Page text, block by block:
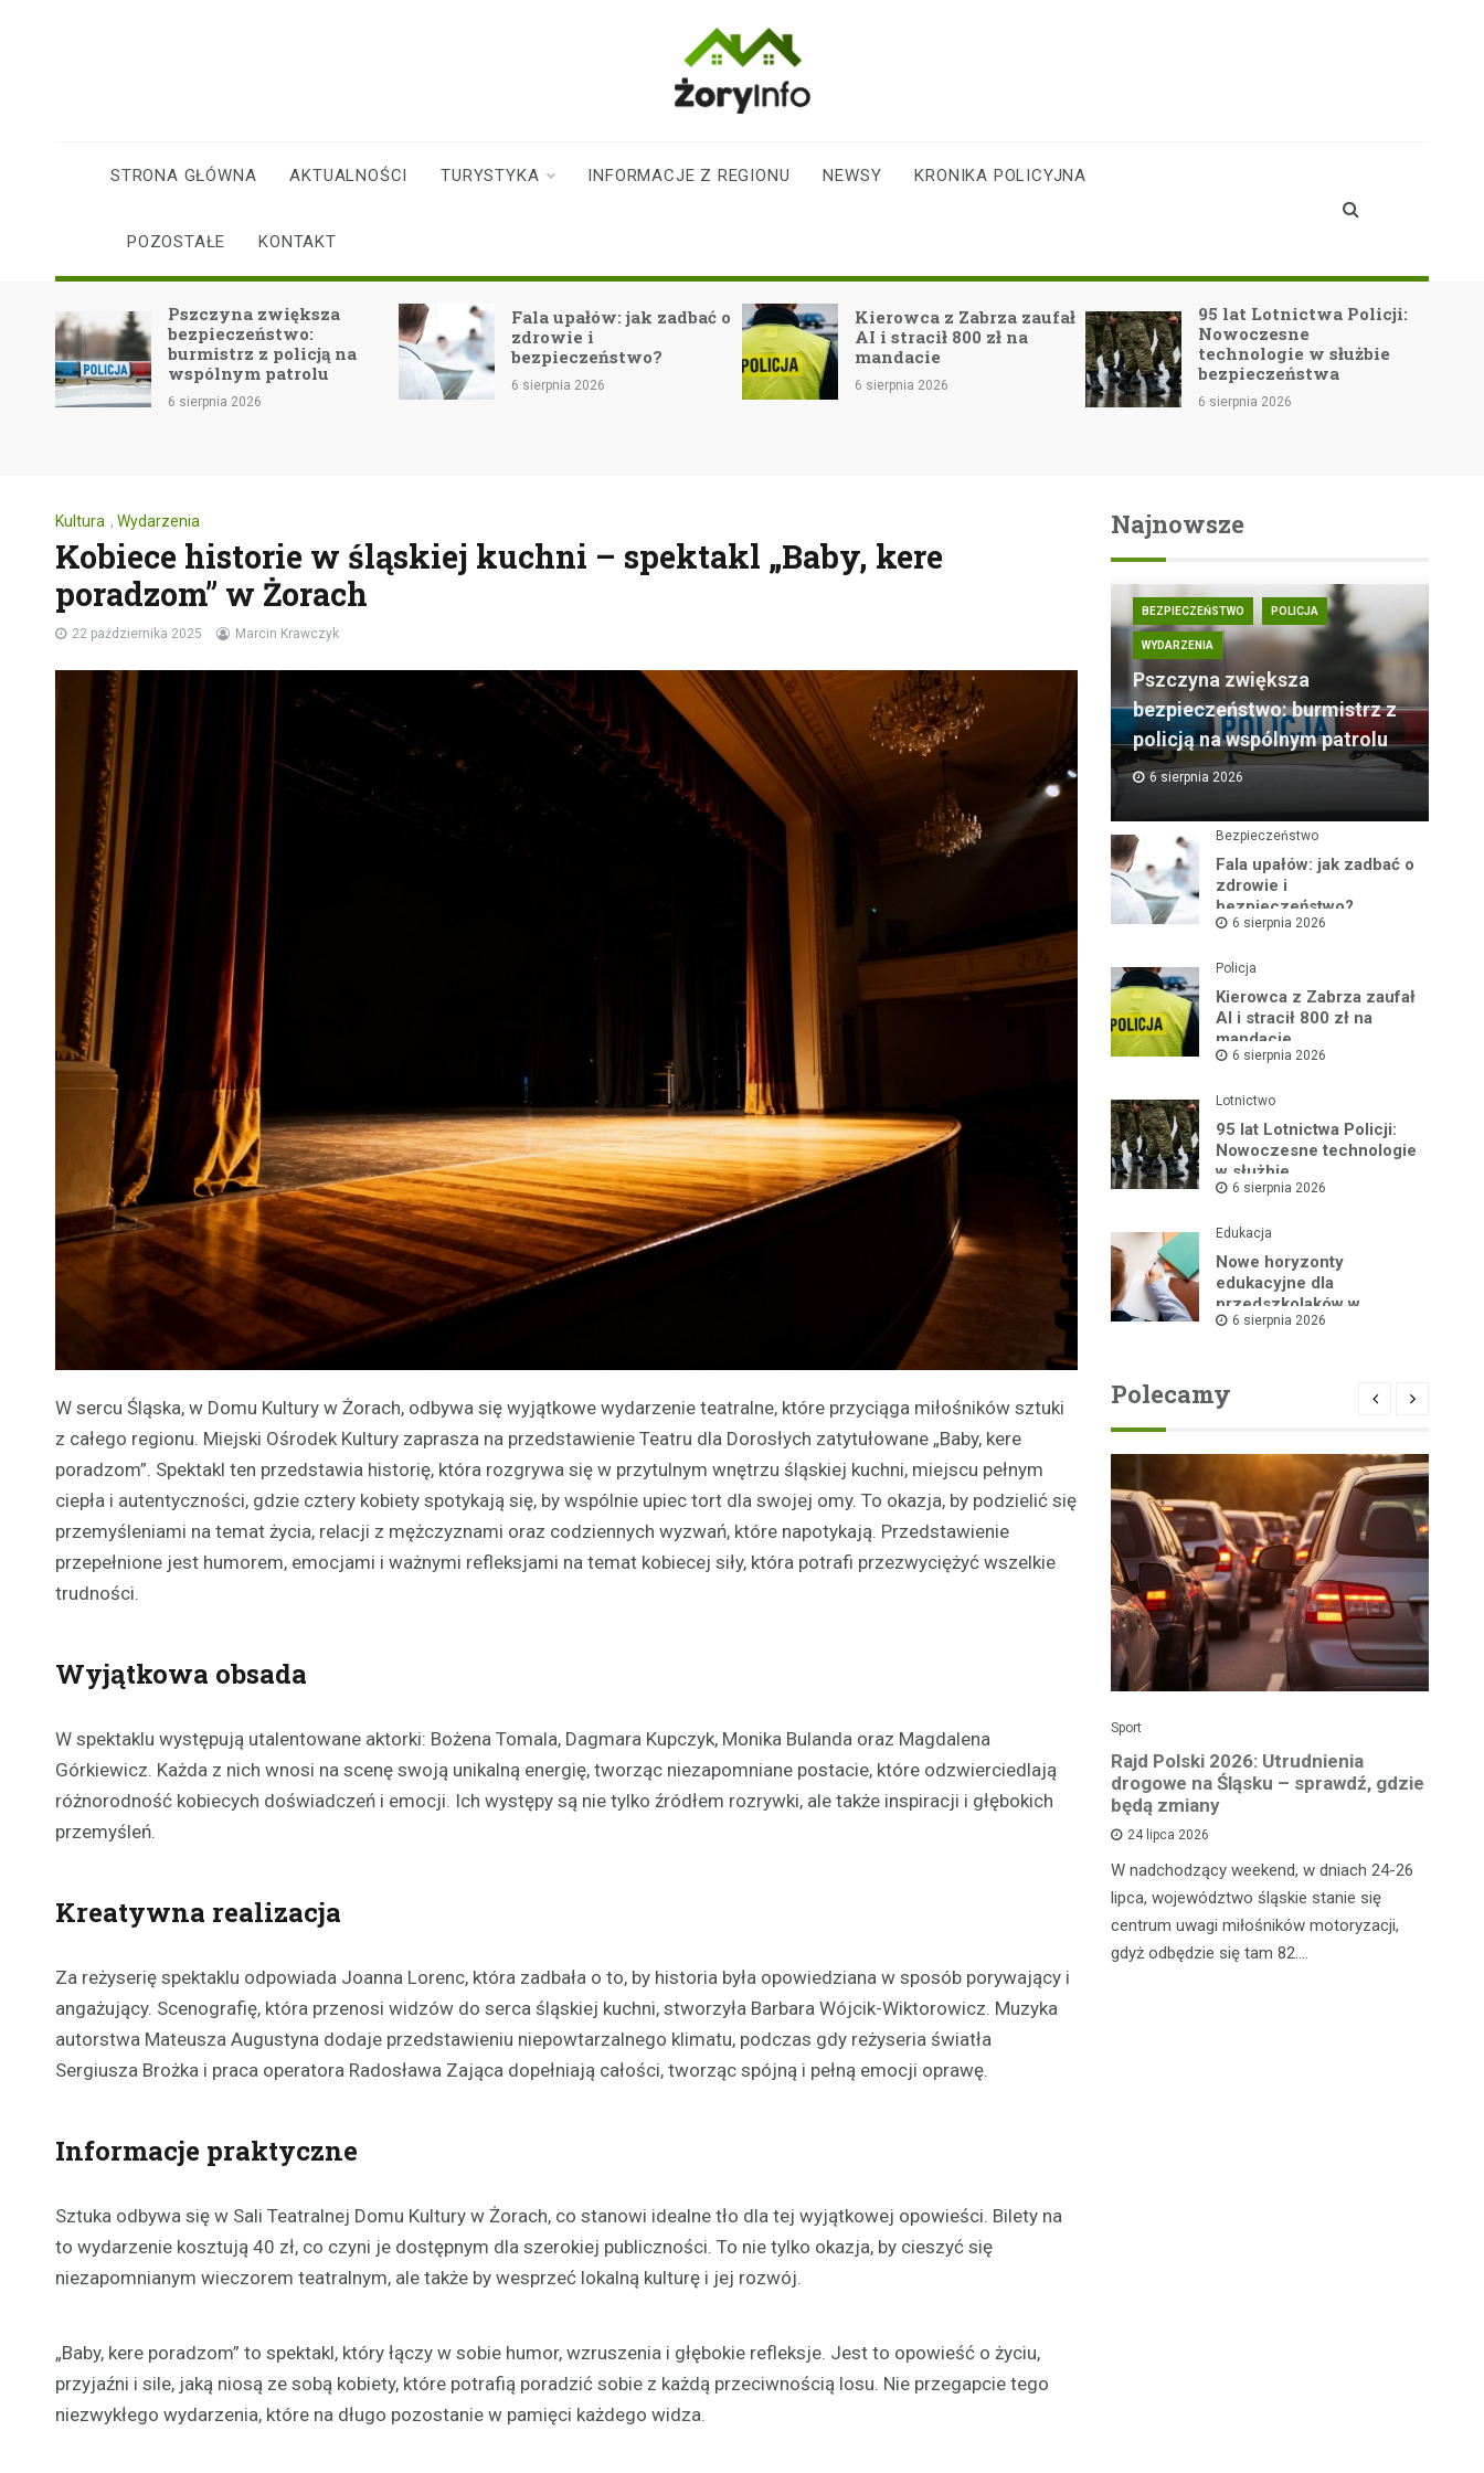
mieszkańców
Żor
STRONA GŁÓWNA AKTUALNOŚCI TURYSTYKA INFORMACJE Z REGIONU NEWSY KRONIKA POLICYJNA
POZOSTAŁE KONTAKT
Pszczyna zwiększa
bezpieczeństwo:
burmistrz z policją na
wspólnym patrolu
6 sierpnia 2026
Fala upałów: jak zadbać o
zdrowie i
bezpieczeństwo?
6 sierpnia 2026
Kierowca z Zabrza zaufał
AI i stracił 800 zł na
mandacie
6 sierpnia 2026
95 lat Lotnictwa Policji:
Nowoczesne
technologie w służbie
bezpieczeństwa
6 sierpnia 2026
Nowe
Kultura , Wydarzenia
Kobiece historie w śląskiej kuchni – spektakl „Baby, kere
poradzom” w Żorach
22 października 2025 Marcin Krawczyk
W sercu Śląska, w Domu Kultury w Żorach, odbywa się wyjątkowe wydarzenie teatralne, które przyciąga miłośników sztuki
z całego regionu. Miejski Ośrodek Kultury zaprasza na przedstawienie Teatru dla Dorosłych zatytułowane „Baby, kere
poradzom”. Spektakl ten przedstawia historię, która rozgrywa się w przytulnym wnętrzu śląskiej kuchni, miejscu pełnym
ciepła i autentyczności, gdzie cztery kobiety spotykają się, by wspólnie upiec tort dla swojej omy. To okazja, by podzielić się
przemyśleniami na temat życia, relacji z mężczyznami oraz codziennych wyzwań, które napotykają. Przedstawienie
przepełnione jest humorem, emocjami i ważnymi refleksjami na temat kobiecej siły, która potrafi przezwyciężyć wszelkie
trudności.
Wyjątkowa obsada
W spektaklu występują utalentowane aktorki: Bożena Tomala, Dagmara Kupczyk, Monika Bulanda oraz Magdalena
Górkiewicz. Każda z nich wnosi na scenę swoją unikalną energię, tworząc niezapomniane postacie, które odzwierciedlają
różnorodność kobiecych doświadczeń i emocji. Ich występy są nie tylko źródłem rozrywki, ale także inspiracji i głębokich
przemyśleń.
Kreatywna realizacja
Za reżyserię spektaklu odpowiada Joanna Lorenc, która zadbała o to, by historia była opowiedziana w sposób porywający i
angażujący. Scenografię, która przenosi widzów do serca śląskiej kuchni, stworzyła Barbara Wójcik-Wiktorowicz. Muzyka
autorstwa Mateusza Augustyna dodaje przedstawieniu niepowtarzalnego klimatu, podczas gdy reżyseria światła
Sergiusza Brożka i praca operatora Radosława Zająca dopełniają całości, tworząc spójną i pełną emocji oprawę.
Informacje praktyczne
Sztuka odbywa się w Sali Teatralnej Domu Kultury w Żorach, co stanowi idealne tło dla tej wyjątkowej opowieści. Bilety na
to wydarzenie kosztują 40 zł, co czyni je dostępnym dla szerokiej publiczności. To nie tylko okazja, by cieszyć się
niezapomnianym wieczorem teatralnym, ale także by wesprzeć lokalną kulturę i jej rozwój.
„Baby, kere poradzom” to spektakl, który łączy w sobie humor, wzruszenia i głębokie refleksje. Jest to opowieść o życiu,
przyjaźni i sile, jaką niosą ze sobą kobiety, które potrafią poradzić sobie z każdą przeciwnością losu. Nie przegapcie tego
niezwykłego wydarzenia, które na długo pozostanie w pamięci każdego widza.
Najnowsze
BEZPIECZEŃSTWO POLICJA
WYDARZENIA
Pszczyna zwiększa
bezpieczeństwo: burmistrz z
policją na wspólnym patrolu
6 sierpnia 2026
Bezpieczeństwo
Fala upałów: jak zadbać o
zdrowie i
bezpieczeństwo?
6 sierpnia 2026
Policja
Kierowca z Zabrza zaufał
AI i stracił 800 zł na
mandacie
6 sierpnia 2026
Lotnictwo
95 lat Lotnictwa Policji:
Nowoczesne technologie
w służbie
bezpieczeństwa
6 sierpnia 2026
Edukacja
Nowe horyzonty
edukacyjne dla
przedszkolaków w
Publicznym Przedszkolu
6 sierpnia 2026
Polecamy
Festyn rodzinny w Moszczenicy:
emocjonujące zakończenie sezonu
z nagrodami i atrakcjami
Festyn…
Sport
Rajd Polski 2026: Utrudnienia
drogowe na Śląsku – sprawdź, gdzie
będą zmiany
24 lipca 2026
W nadchodzący weekend, w dniach 24-26
lipca, województwo śląskie stanie się
centrum uwagi miłośników motoryzacji,
gdyż odbędzie się tam 82.…